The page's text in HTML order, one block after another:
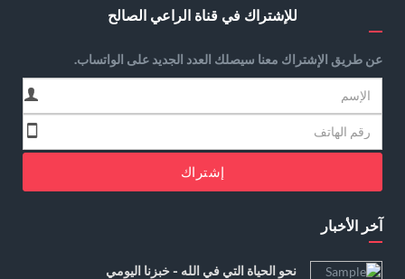
للإشتراك في قناة الراعي الصالح
عن طريق الإشتراك معنا سيصلك العدد الجديد على الواتساب.
إشتراك
آخر الأخبار
نحو الحياة التي في الله - خبزنا اليومي